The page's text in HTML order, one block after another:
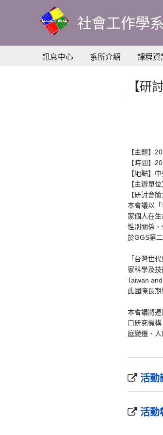
主
要
容
社會工作學系
訊息中心 系所介紹 課程資
【研
【主題】
【時間】
【地點】
【主辦單
【研討會簡
本會議以
家個人在
性別關係
於GGS第
「台灣世
家科學及
Taiwan
此國際長期
本會議將
口研究機
庭變遷、
活動
活動